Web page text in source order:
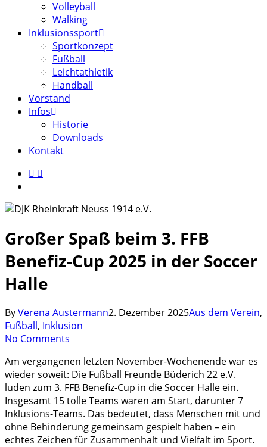
Volleyball
Walking
Inklusionssport
Sportkonzept
Fußball
Leichtathletik
Handball
Vorstand
Infos
Historie
Downloads
Kontakt
facebook
instagram
Großer Spaß beim 3. FFB
Benefiz-Cup 2025 in der Soccer
Halle
ByVerena Austermann2. Dezember 2025Aus dem Verein,
Fußball, Inklusion
No Comments
Am vergangenen letzten November-Wochenende war es
wieder soweit: Die Fußball Freunde Büderich 22 e.V.
luden zum 3. FFB Benefiz-Cup in die Soccer Halle ein.
Insgesamt 15 tolle Teams waren am Start, darunter 7
Inklusions-Teams. Das bedeutet, dass Menschen mit und
ohne Behinderung gemeinsam gespielt haben – ein
echtes Zeichen für Zusammenhalt und Vielfalt im Sport.